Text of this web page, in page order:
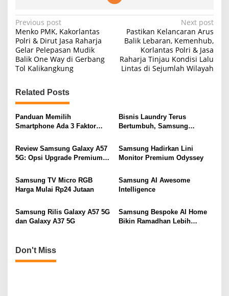
P
o
s
t
a
v
i
a
i
o
n
Previous post
Menko PMK, Kakorlantas
Polri & Dirut Jasa Raharja
Gelar Pelepasan Mudik
Balik One Way di Gerbang
Tol Kalikangkung
Next post
Pastikan Kelancaran Arus
Balik Lebaran, Kemenhub,
Korlantas Polri & Jasa
Raharja Tinjau Kondisi Lalu
Lintas di Sejumlah Wilayah
Related Posts
Panduan Memilih
Smartphone Ada 3 Faktor
Bisnis Laundry Terus
Bertumbuh, Samsung
Review Samsung Galaxy A57
5G: Opsi Upgrade Premium
Samsung Hadirkan Lini
Monitor Premium Odyssey
Samsung TV Micro RGB
Harga Mulai Rp24 Jutaan
Samsung AI Awesome
Intelligence
Samsung Rilis Galaxy A57 5G
dan Galaxy A37 5G
Samsung Bespoke AI Home
Bikin Ramadhan Lebih
Don't Miss